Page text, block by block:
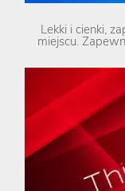
Lekki i cienki,
miejscu.